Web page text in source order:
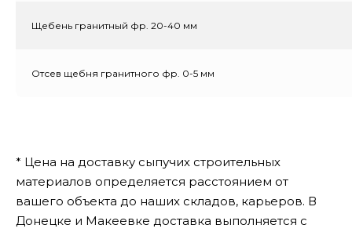
Щебень гранитный фр. 20-40 мм
Отсев щебня гранитного фр. 0-5 мм
* Цена на доставку сыпучих строительных
материалов определяется расстоянием от
вашего объекта до наших складов, карьеров. В
Донецке и Макеевке доставка выполняется с